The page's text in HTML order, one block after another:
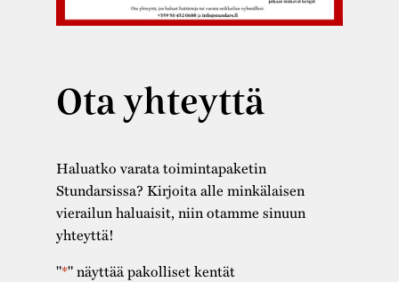
Ota yhteyttä
Haluatko varata toimintapaketin
Stundarsissa? Kirjoita alle minkälaisen
vierailun haluaisit, niin otamme sinuun
yhteyttä!
"*" näyttää pakolliset kentät